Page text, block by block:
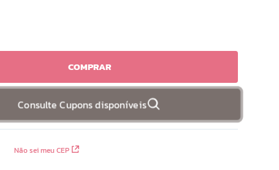
COMPRAR
Consulte Cupons disponíveis
Não sei meu CEP